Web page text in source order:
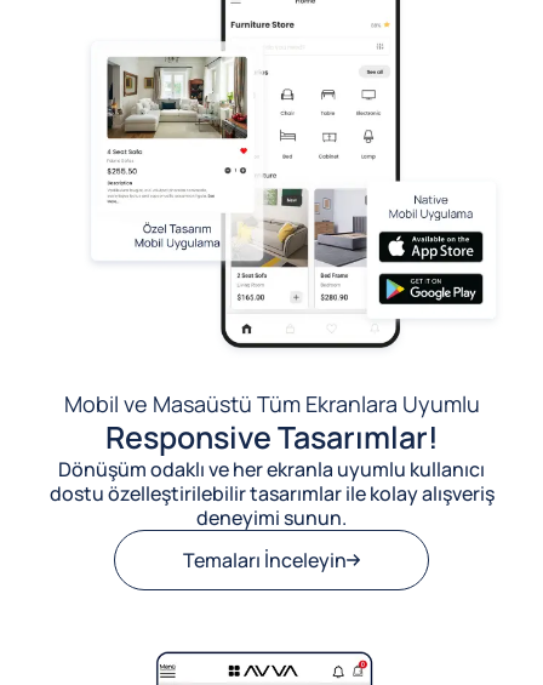
Mobil ve Masaüstü Tüm Ekranlara Uyumlu
Responsive Tasarımlar!
Dönüşüm odaklı ve her ekranla uyumlu kullanıcı
dostu özelleştirilebilir tasarımlar ile kolay alışveriş
deneyimi sunun.
Temaları İnceleyin